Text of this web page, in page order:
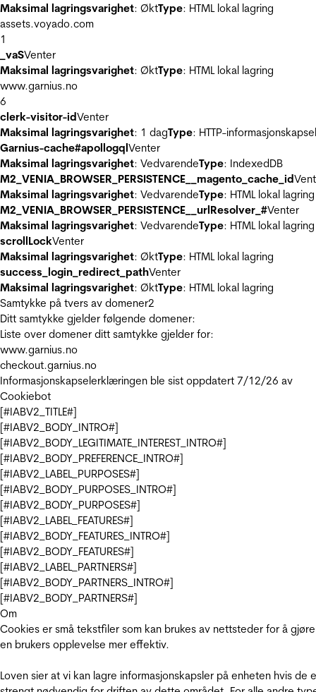
Maksimal lagringsvarighet: ØktType: HTML lokal lagring
assets.voyado.com
1
_vaSVenter
Maksimal lagringsvarighet: ØktType: HTML lokal lagring
www.garnius.no
6
clerk-visitor-idVenter
Maksimal lagringsvarighet: 1 dagType: HTTP-informasjonskapsel
Garnius-cache#apollogqlVenter
Maksimal lagringsvarighet: VedvarendeType: IndexedDB
M2_VENIA_BROWSER_PERSISTENCE__magento_cache_id
Maksimal lagringsvarighet: VedvarendeType: HTML lokal lagring
M2_VENIA_BROWSER_PERSISTENCE__urlResolver_#Venter
Maksimal lagringsvarighet: VedvarendeType: HTML lokal lagring
scrollLockVenter
Maksimal lagringsvarighet: ØktType: HTML lokal lagring
success_login_redirect_pathVenter
Maksimal lagringsvarighet: ØktType: HTML lokal lagring
Samtykke på tvers av domener2
Ditt samtykke gjelder følgende domener:
Liste over domener ditt samtykke gjelder for:
www.garnius.no
checkout.garnius.no
Informasjonskapselerklæringen ble sist oppdatert 7/12/26 av
Cookiebot
[#IABV2_TITLE#]
[#IABV2_BODY_INTRO#]
[#IABV2_BODY_LEGITIMATE_INTEREST_INTRO#]
[#IABV2_BODY_PREFERENCE_INTRO#]
[#IABV2_LABEL_PURPOSES#]
[#IABV2_BODY_PURPOSES_INTRO#]
[#IABV2_BODY_PURPOSES#]
[#IABV2_LABEL_FEATURES#]
[#IABV2_BODY_FEATURES_INTRO#]
[#IABV2_BODY_FEATURES#]
[#IABV2_LABEL_PARTNERS#]
[#IABV2_BODY_PARTNERS_INTRO#]
[#IABV2_BODY_PARTNERS#]
Om
Cookies er små tekstfiler som kan brukes av nettsteder for å gjøre
en brukers opplevelse mer effektiv.
Loven sier at vi kan lagre informasjonskapsler på enheten hvis de